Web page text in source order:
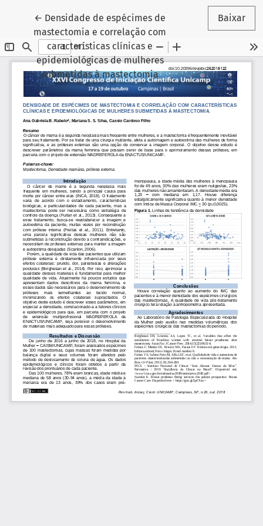
← Voltar aos Detalhes do Artigo
Densidade de espécimes de
mastectomia e correlação com
características clínicas e
epidemiológicas de mulheres
submetidas à mastectomia
Baixar